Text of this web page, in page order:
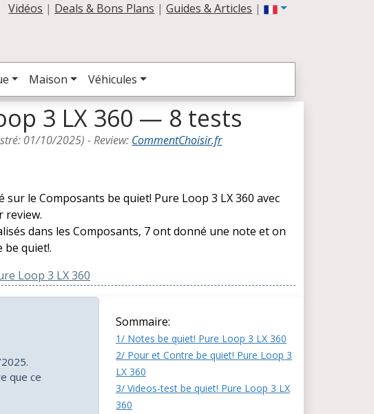
Vidéos | Deals & Bons Plans |Guides & Articles |
Maison Véhicules
3 LX 360 — 8 tests
01/10/2025) -Review: CommentChoisir.fr
le Composants be quiet! Pure Loop 3 LX 360 avec
review.
dans les Composants, 7 ont donné une note et on
quiet!.
Loop 3 LX 360
que ce
Sommaire:
1/ Notes be quiet! Pure Loop 3 LX 360
2/ Pour et Contre be quiet! Pure Loop 3
LX 360
3/ Videos-test be quiet! Pure Loop 3 LX
360